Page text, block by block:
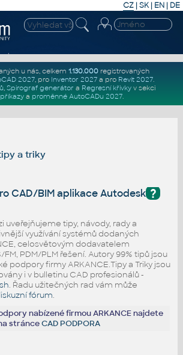
CZ | SK| EN | DE
u nás, celkem 1.130.000registrovaných
2027, pro Inventor 2027a pro Revit 2027.
, Spirograf generátor a Regresní křivkyv sekci
příkazya proměnné AutoCADu 2027.
a triky
?
CAD/BIM aplikace Autodesk
uveřejňujeme tipy, návody, rady a
využívání systémů dodaných
celosvětovým dodavatelem
FM, PDM/PLM řešení. Autory 99% tipů jsou
podpory firmy ARKANCE.Tipy a Triky jsou
i v bulletinu CAD profesionálů -
. Řadu užitečných rad vám může
fórum.
nabízené firmou ARKANCE najdete
stránceCAD PODPORA